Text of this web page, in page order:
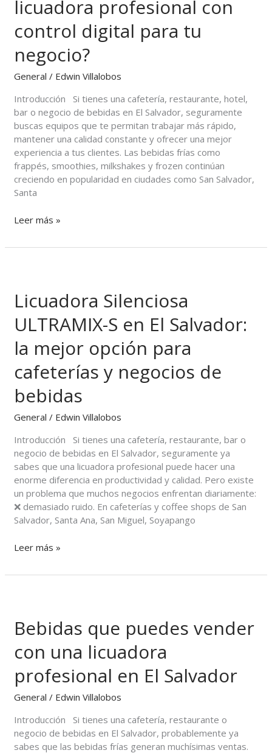
licuadora profesional con
control digital para tu
negocio?
General / Edwin Villalobos
Introducción Si tienes una cafetería, restaurante, hotel,
bar o negocio de bebidas en El Salvador, seguramente
buscas equipos que te permitan trabajar más rápido,
mantener una calidad constante y ofrecer una mejor
experiencia a tus clientes. Las bebidas frías como
frappés, smoothies, milkshakes y frozen continúan
creciendo en popularidad en ciudades como San Salvador,
Santa
¿Por
elegir
una
licuadora
profesional
control
digital
para
tu
negocio?
Leer más »
Licuadora Silenciosa
ULTRAMIX-S en El Salvador:
la mejor opción para
cafeterías y negocios de
bebidas
General / Edwin Villalobos
Introducción Si tienes una cafetería, restaurante, bar o
negocio de bebidas en El Salvador, seguramente ya
sabes que una licuadora profesional puede hacer una
enorme diferencia en productividad y calidad. Pero existe
un problema que muchos negocios enfrentan diariamente:
❌ demasiado ruido. En cafeterías y coffee shops de San
Salvador, Santa Ana, San Miguel, Soyapango
ULTRAMIX-
S
en
El
Salvador:
mejor
opción
para
cafeterías
negocios
de
bebidas
Leer más »
Bebidas que puedes vender
con una licuadora
profesional en El Salvador
General / Edwin Villalobos
Introducción Si tienes una cafetería, restaurante o
negocio de bebidas en El Salvador, probablemente ya
sabes que las bebidas frías generan muchísimas ventas.
puedes
vender
con
una
licuadora
profesional
en
El
Salvador